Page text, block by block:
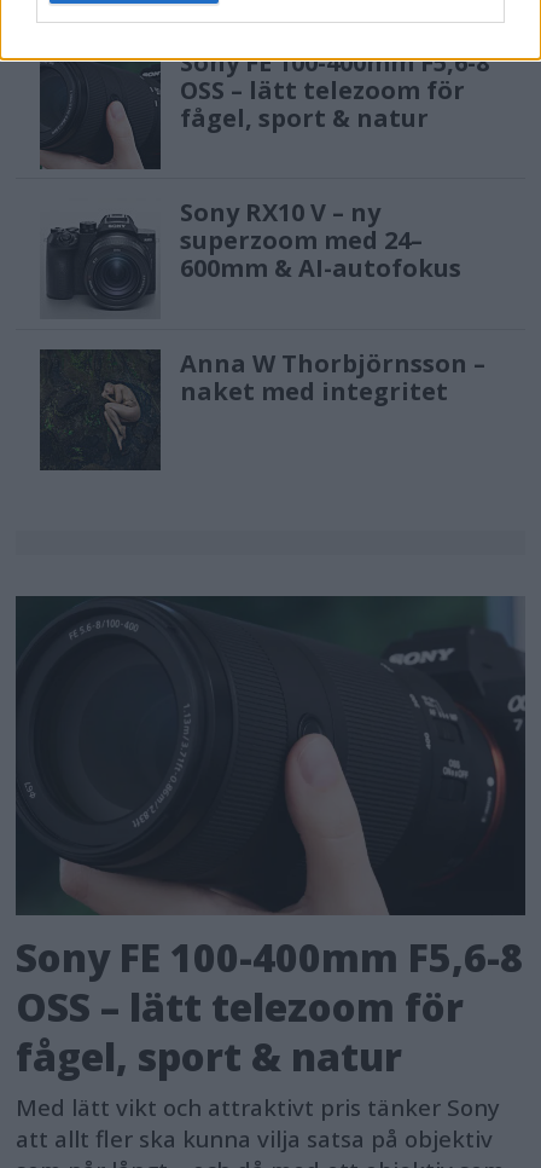
Sony FE 100-400mm F5,6-8
OSS – lätt telezoom för
fågel, sport & natur
Sony RX10 V – ny
superzoom med 24–
600mm & AI-autofokus
Anna W Thorbjörnsson –
naket med integritet
Sony FE 100-400mm F5,6-8
OSS – lätt telezoom för
fågel, sport & natur
Med lätt vikt och attraktivt pris tänker Sony
att allt fler ska kunna vilja satsa på objektiv